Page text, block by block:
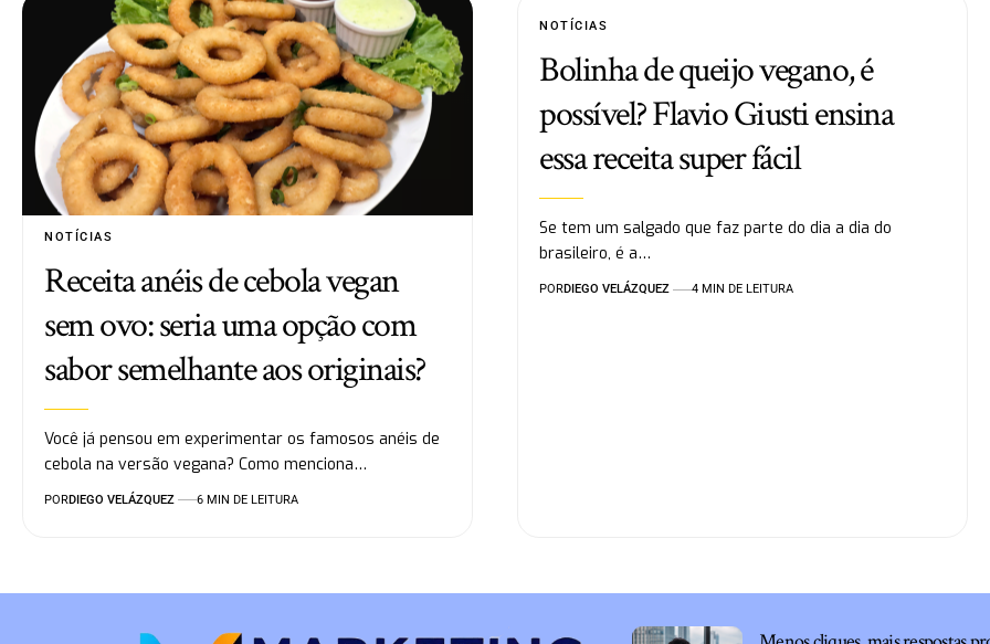
NOTÍCIAS
Receita anéis de cebola vegan
sem ovo: seria uma opção com
sabor semelhante aos originais?
Você já pensou em experimentar os famosos anéis de
cebola na versão vegana? Como menciona…
PORDIEGO VELÁZQUEZ 6 MIN DE LEITURA
NOTÍCIAS
Bolinha de queijo vegano, é
possível? Flavio Giusti ensina
essa receita super fácil
Se tem um salgado que faz parte do dia a dia do
brasileiro, é a…
PORDIEGO VELÁZQUEZ 4 MIN DE LEITURA